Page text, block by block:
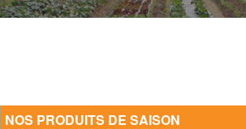
NOS PRODUITS DE SAISON